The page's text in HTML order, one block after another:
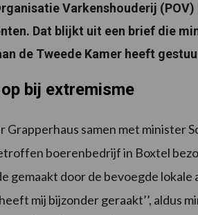
Varkenshouderij
Dat blijkt uit een brief die
de Tweede Kamer heeft
bij extremisme
samen met minister
boerenbedrijf in Boxtel
gemaakt door de bevoegde
mij bijzonder geraakt’’, aldus